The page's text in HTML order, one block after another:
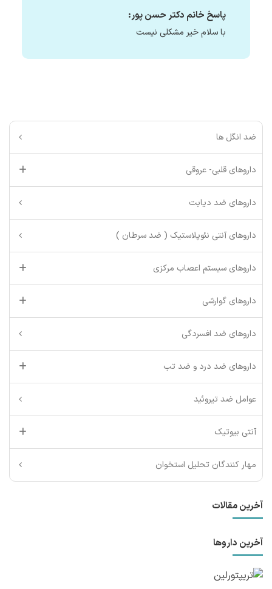
پاسخ خانم دکتر حسن پور:
با سلام خیر مشکلی نیست
ضد انگل ها
داروهای قلبی- عروقی
داروهای ضد دیابت
داروهای آنتی نئوپلاستیک ( ضد سرطان )
داروهای سیستم اعصاب مرکزی
داروهای گوارشی
داروهای ضد افسردگی
داروهای ضد درد و ضد تب
عوامل ضد تیروئید
آنتی بیوتیک
مهار کنندگان تحلیل استخوان
آخرین مقالات
آخرین داروها